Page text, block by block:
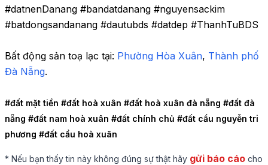
#datnenDanang #bandatdanang #nguyensackim
#batdongsandanang #dautubds #datdep #ThanhTuBDS
Bất động sản toạ lạc tại: Phường Hòa Xuân, Thành phố
Đà Nẵng.
#đất mặt tiền #đất hoà xuân #đất hoà xuân đà nẵng #đất đà
nẵng #đất nam hoà xuân #đất chính chủ #đất cầu nguyễn tri
phương #đất cầu hoà xuân
* Nếu bạn thấy tin này không đúng sự thật hãy gửi báo cáo cho